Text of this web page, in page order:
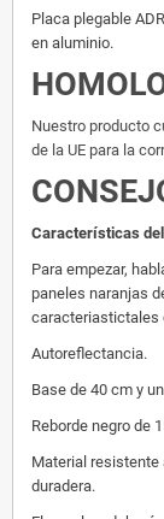
Placa plegable
en aluminio.
Nuestro producto
de la UE para la
Características
Para empezar,
paneles naranjas
caracteriastictales
Autoreflectancia.
Base de 40 cm y
Reborde negro de
Material resistente
duradera.